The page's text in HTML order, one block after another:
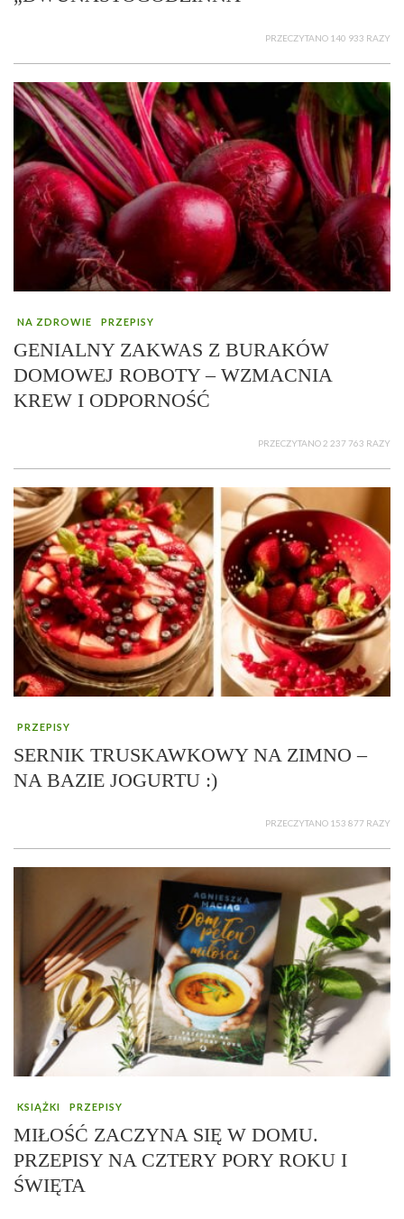
PRZECZYTANO 140 933 RAZY
NA ZDROWIE PRZEPISY
GENIALNY ZAKWAS Z BURAKÓW
DOMOWEJ ROBOTY – WZMACNIA
KREW I ODPORNOŚĆ
PRZECZYTANO 2 237 763 RAZY
PRZEPISY
SERNIK TRUSKAWKOWY NA ZIMNO –
NA BAZIE JOGURTU :)
PRZECZYTANO 153 877 RAZY
KSIĄŻKI PRZEPISY
MIŁOŚĆ ZACZYNA SIĘ W DOMU.
PRZEPISY NA CZTERY PORY ROKU I
ŚWIĘTA